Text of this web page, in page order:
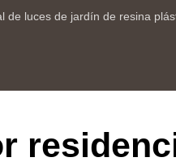
de luces de jardín de resina